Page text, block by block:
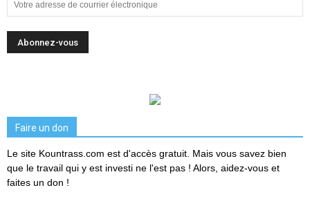
Faire un don
Le site Kountrass.com est d'accès gratuit. Mais vous savez bien
que le travail qui y est investi ne l'est pas ! Alors, aidez-vous et
faites un don !